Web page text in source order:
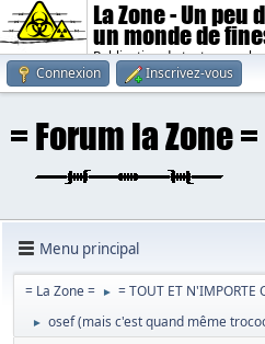
La Zone - Un peu
un monde de
Publication de textes
Connexion
Inscrivez-vous
Menu principal
= La Zone = ► = TOUT ET N'IMPORTE
► osef (mais c'est quand même